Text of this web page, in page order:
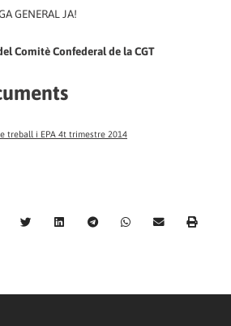
GENERAL JA!
Comitè Confederal de la CGT
treball i EPA 4t trimestre 2014